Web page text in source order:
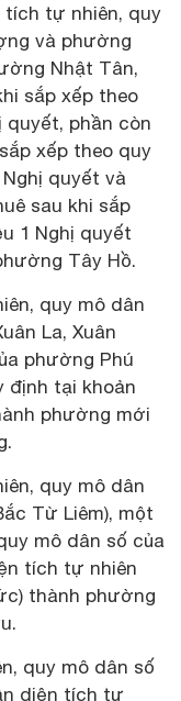
tự nhiên, quy
và phường
Nhật Tân,
sắp xếp theo
quyết, phần còn
xếp theo quy
quyết và
sau khi sắp
1 Nghị quyết
Tây Hồ.
quy mô dân
La, Xuân
phường Phú
định tại khoản
phường mới
quy mô dân
Từ Liêm), một
mô dân số của
tích tự nhiên
thành phường
quy mô dân số
diện tích tự